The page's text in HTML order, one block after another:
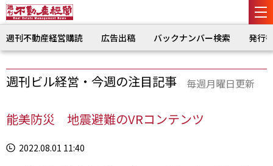
週刊不動産経営購読 広告出稿 バックナンバー検索 発行
週刊ビル経営・今週の注目記事 毎週月曜日更新
能美防災 地震避難のVRコンテンツ
2022.08.01 11:40